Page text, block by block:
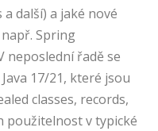
a další) a jaké nové
Spring
neposlední řadě se
17/21, které jsou
classes, records,
použitelnost v typické